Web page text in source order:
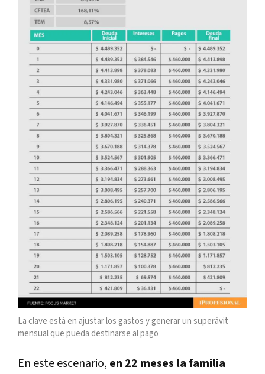
La clave está en ajustar los gastos y generar un superávit
mensual que pueda destinarse al pago
En este escenario, en 22 meses la familia